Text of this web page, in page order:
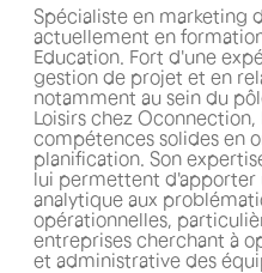
Spécialiste en marketing
actuellement en formation
Education. Fort d'une
gestion de projet et en
notamment au sein du
Loisirs chez
compétences solides en
planification. Son
lui permettent d'apporter
analytique aux
opérationnelles,
entreprises cherchant à
et administrative des